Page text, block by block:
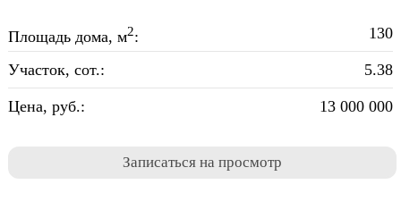
Площадь дома, м2: 130
Участок, сот.: 5.38
Цена, руб.: 13 000 000
Записаться на просмотр